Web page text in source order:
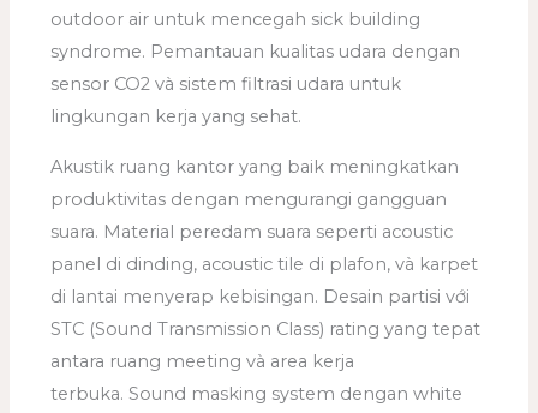
outdoor air untuk mencegah sick building
syndrome. Pemantauan kualitas udara dengan
sensor CO2 và sistem filtrasi udara untuk
lingkungan kerja yang sehat.
Akustik ruang kantor yang baik meningkatkan
produktivitas dengan mengurangi gangguan
suara. Material peredam suara seperti acoustic
panel di dinding, acoustic tile di plafon, và karpet
di lantai menyerap kebisingan. Desain partisi với
STC (Sound Transmission Class) rating yang tepat
antara ruang meeting và area kerja
terbuka. Sound masking system dengan white